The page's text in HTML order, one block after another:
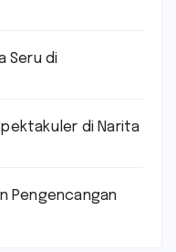
Seru di
di Narita
Pengencangan